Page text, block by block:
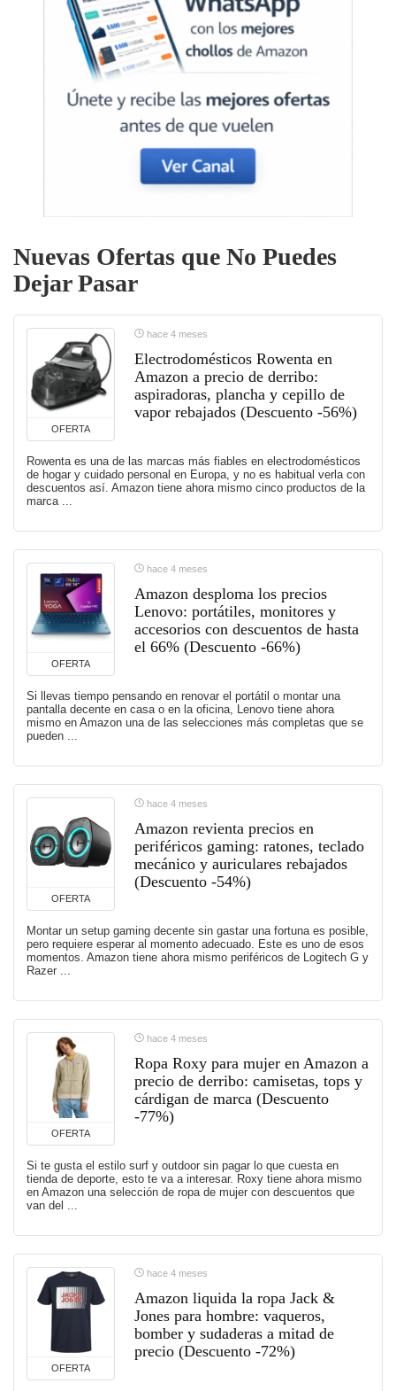
Nuevas Ofertas que No Puedes
Dejar Pasar
OFERTA
hace 4 meses
Electrodomésticos Rowenta en
Amazon a precio de derribo:
aspiradoras, plancha y cepillo de
vapor rebajados (Descuento -56%)
Rowenta es una de las marcas más fiables en electrodomésticos
de hogar y cuidado personal en Europa, y no es habitual verla con
descuentos así. Amazon tiene ahora mismo cinco productos de la
marca ...
OFERTA
hace 4 meses
Amazon desploma los precios
Lenovo: portátiles, monitores y
accesorios con descuentos de hasta
el 66% (Descuento -66%)
Si llevas tiempo pensando en renovar el portátil o montar una
pantalla decente en casa o en la oficina, Lenovo tiene ahora
mismo en Amazon una de las selecciones más completas que se
pueden ...
OFERTA
hace 4 meses
Amazon revienta precios en
periféricos gaming: ratones, teclado
mecánico y auriculares rebajados
(Descuento -54%)
Montar un setup gaming decente sin gastar una fortuna es posible,
pero requiere esperar al momento adecuado. Este es uno de esos
momentos. Amazon tiene ahora mismo periféricos de Logitech G y
Razer ...
OFERTA
hace 4 meses
Ropa Roxy para mujer en Amazon a
precio de derribo: camisetas, tops y
cárdigan de marca (Descuento
-77%)
Si te gusta el estilo surf y outdoor sin pagar lo que cuesta en
tienda de deporte, esto te va a interesar. Roxy tiene ahora mismo
en Amazon una selección de ropa de mujer con descuentos que
van del ...
OFERTA
hace 4 meses
Amazon liquida la ropa Jack &
Jones para hombre: vaqueros,
bomber y sudaderas a mitad de
precio (Descuento -72%)